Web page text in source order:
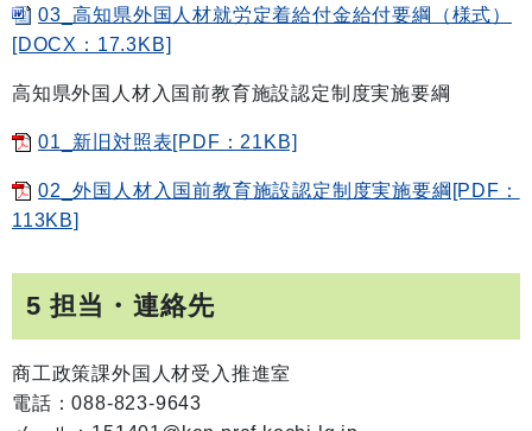
03_高知県外国人材就労定着給付金給付要綱（様式）
[DOCX：17.3KB]
高知県外国人材入国前教育施設認定制度実施要綱
01_新旧対照表[PDF：21KB]
02_外国人材入国前教育施設認定制度実施要綱[PDF：
113KB]
5 担当・連絡先
商工政策課外国人材受入推進室
電話：088-823-9643